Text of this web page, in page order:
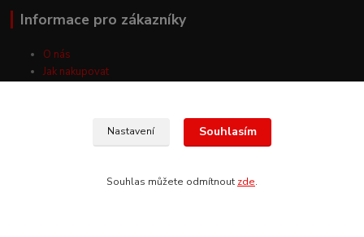
Informace pro zákazníky
O nás
Jak nakupovat
Nastavení Souhlasím
Souhlas můžete odmítnout zde.